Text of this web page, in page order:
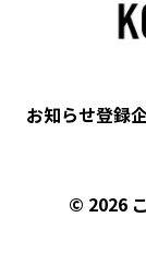
フッター
お知らせ登録
© 2026